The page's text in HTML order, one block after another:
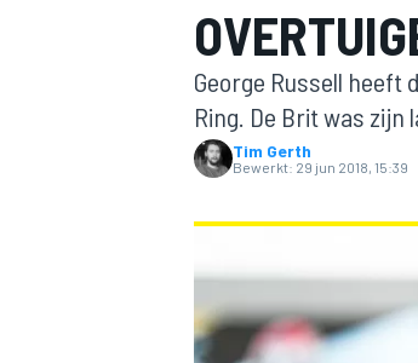
George Russell heeft
Ring. De Brit was zijn
Tim Gerth
Bewerkt: 29 jun 2018, 15:39